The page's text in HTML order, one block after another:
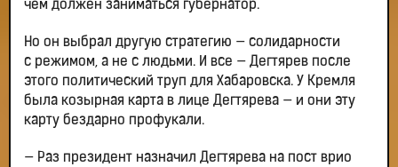
чем должен заниматься губернатор.
Но он выбрал другую стратегию — солидарности
с режимом, а не с людьми. И все — Дегтярев после
этого политический труп для Хабаровска. У Кремля
была козырная карта в лице Дегтярева — и они эту
карту бездарно профукали.
— Раз президент назначил Дегтярева на пост врио